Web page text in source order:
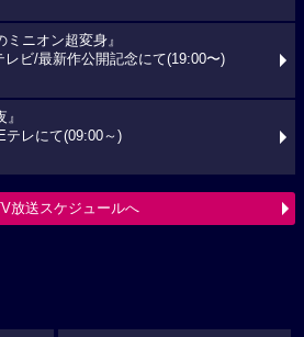
ミニオン超変身』
レビ/最新作公開記念にて(19:00〜)
テレにて(09:00～)
放送スケジュールへ